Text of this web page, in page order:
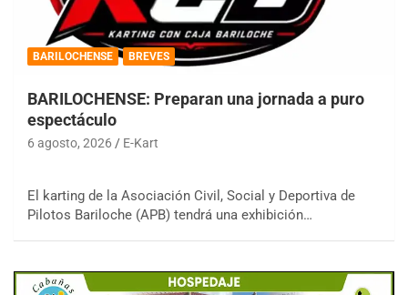
BARILOCHENSE BREVES
BARILOCHENSE: Preparan una jornada a puro
espectáculo
6 agosto, 2026 E-Kart
El karting de la Asociación Civil, Social y Deportiva de
Pilotos Bariloche (APB) tendrá una exhibición…